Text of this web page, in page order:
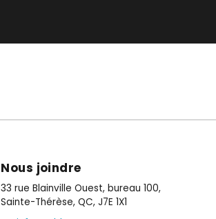
Nous joindre
33 rue Blainville Ouest, bureau 100,
Sainte-Thérèse, QC, J7E 1X1